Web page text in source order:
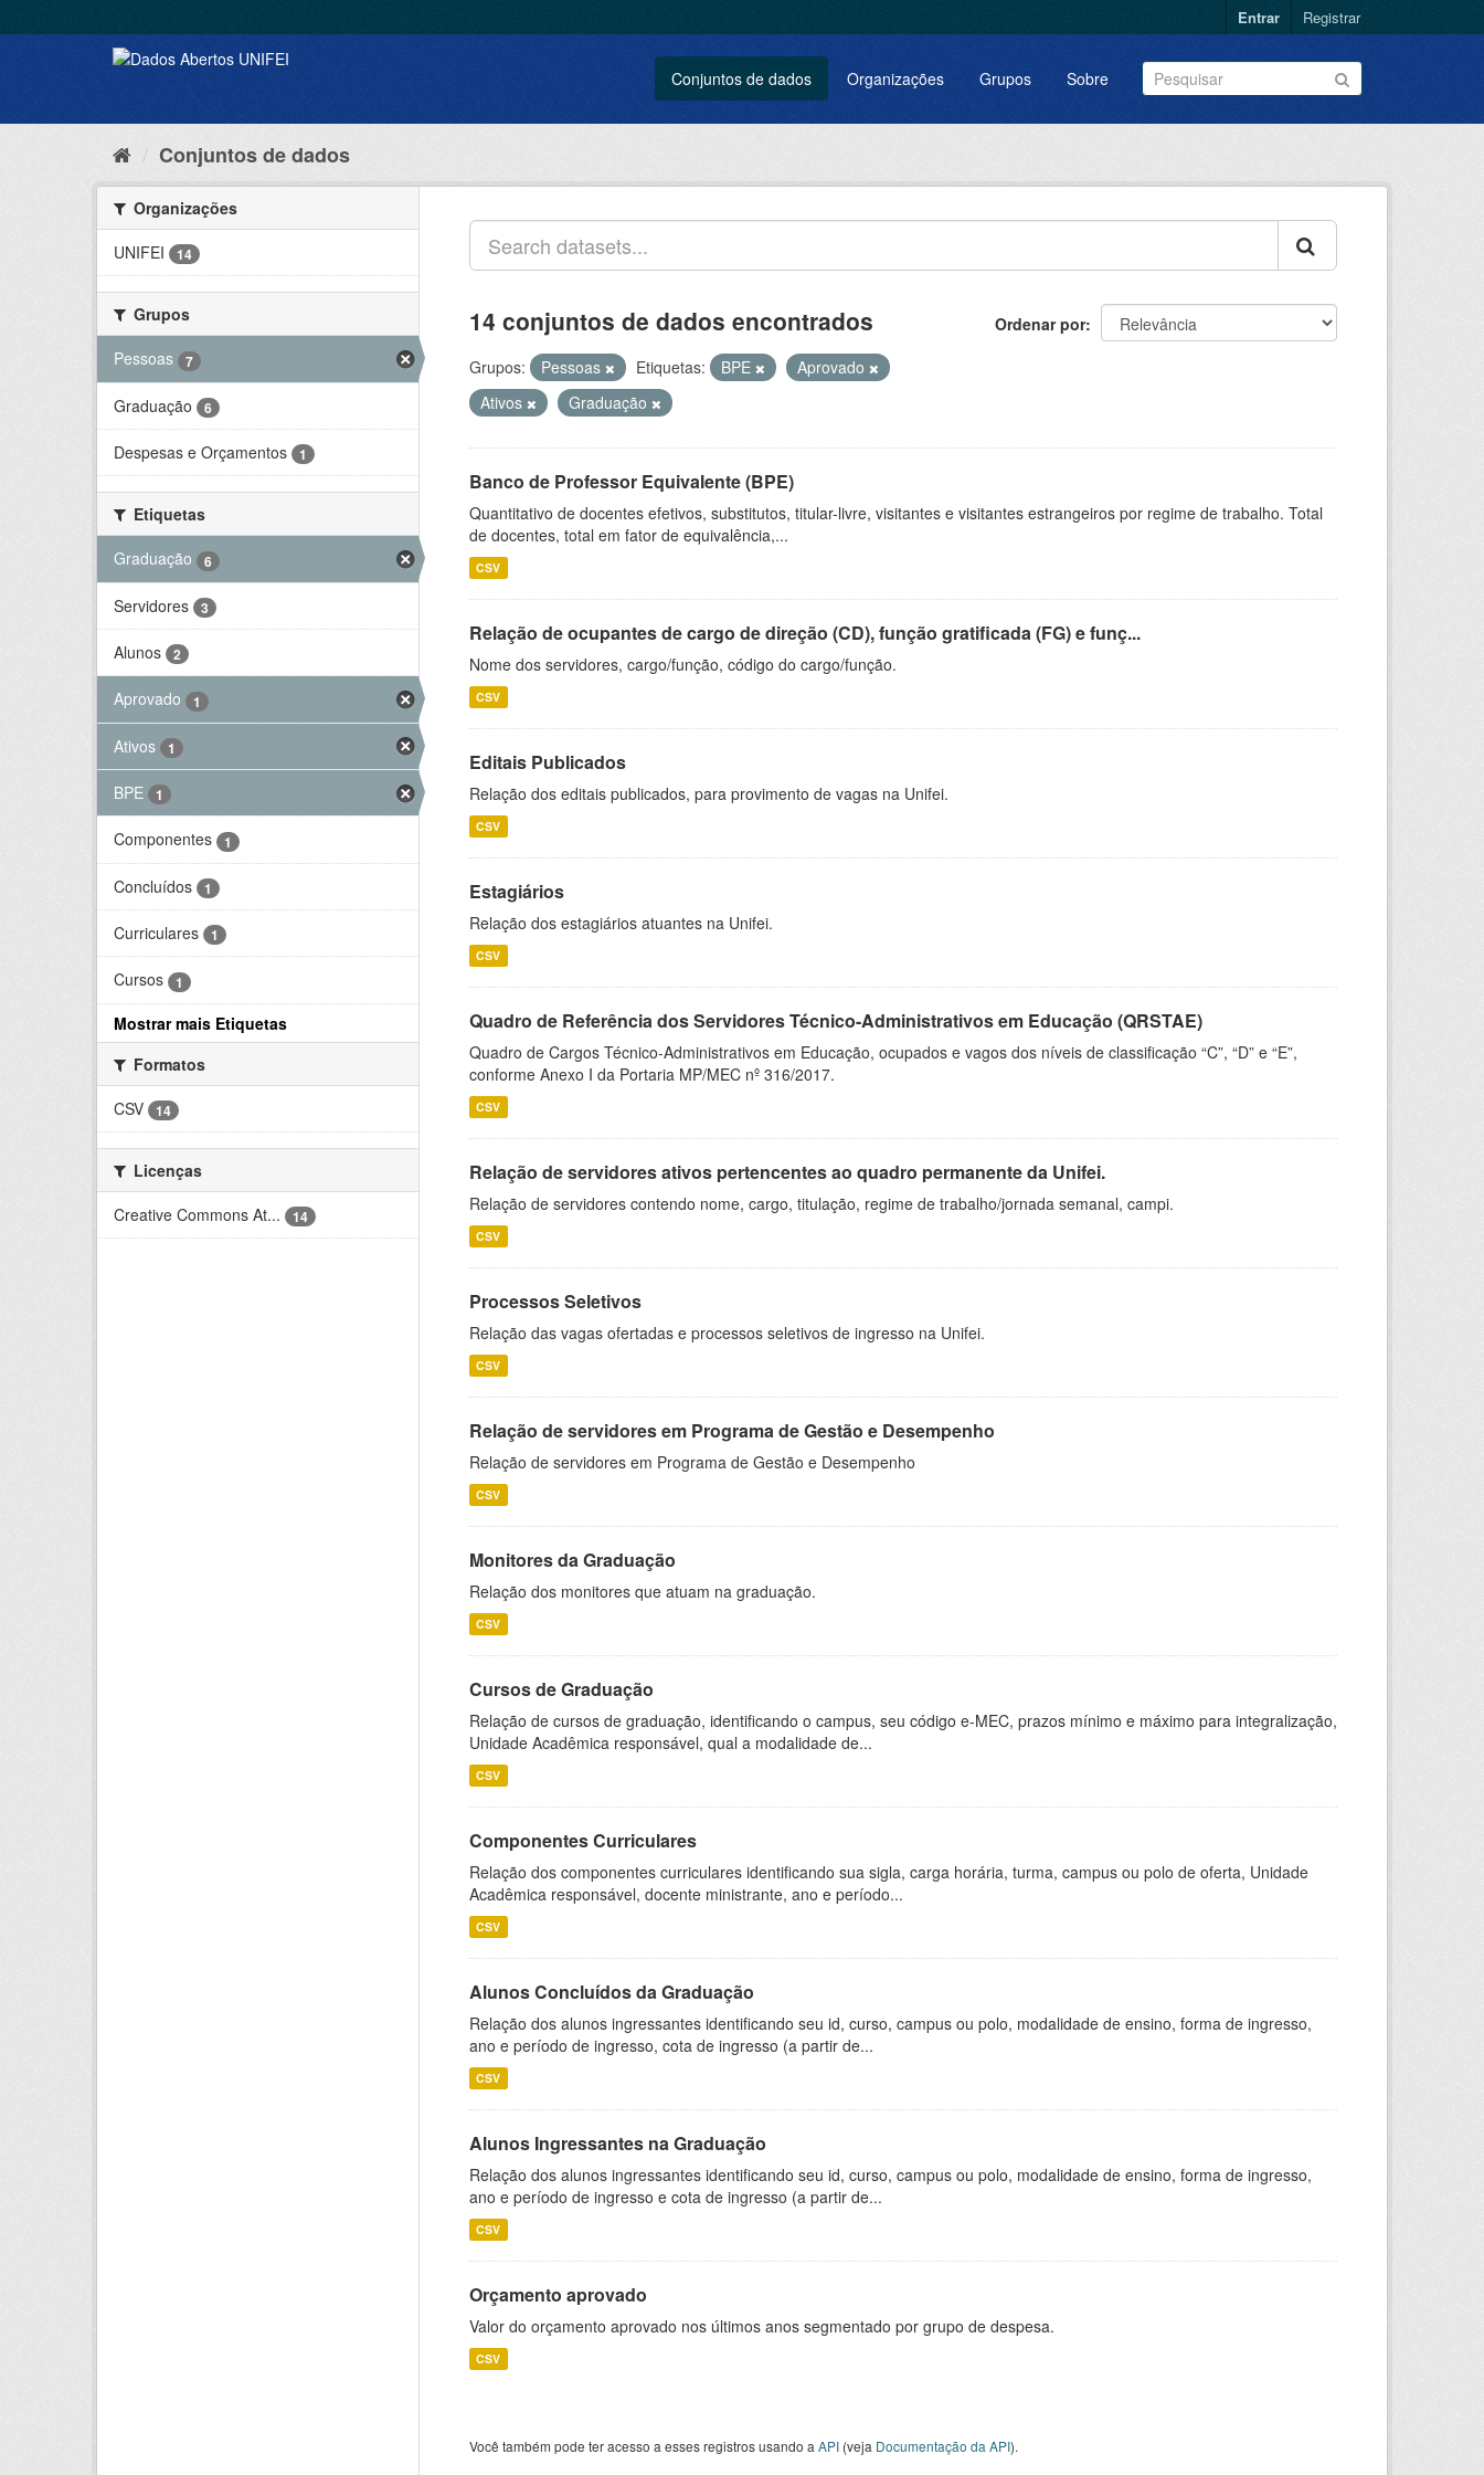
Entrar Registrar
Conjuntos de dados Organizações Grupos Sobre
Conjuntos de dados
Organizações
UNIFEI
14
Grupos
Pessoas
7
Graduação 6
Despesas e Orçamentos 1
Etiquetas
Graduação
6
Servidores 3
Alunos 2
Aprovado 1
Ativos 1
BPE 1
Componentes 1
Concluídos 1
Curriculares 1
Cursos 1
Mostrar mais Etiquetas
Formatos
CSV
14
Licenças
Creative Commons At...
14
Ordenar por
14 conjuntos de dados encontrados
Grupos: Pessoas Etiquetas: BPE
Aprovado
Ativos
Graduação
Banco de Professor Equivalente (BPE)
Quantitativo de docentes efetivos, substitutos, titular-livre, visitantes e visitantes estrangeiros por regime de trabalho. Total
de docentes, total em fator de equivalência,...
CSV
Relação de ocupantes de cargo de direção (CD), função gratificada (FG) e funç...
Nome dos servidores, cargo/função, código do cargo/função.
CSV
Editais Publicados
Relação dos editais publicados, para provimento de vagas na Unifei.
CSV
Estagiários
Relação dos estagiários atuantes na Unifei.
CSV
Quadro de Referência dos Servidores Técnico-Administrativos em Educação (QRSTAE)
Quadro de Cargos Técnico-Administrativos em Educação, ocupados e vagos dos níveis de classificação “C”, “D” e “E”,
conforme Anexo I da Portaria MP/MEC nº 316/2017.
CSV
Relação de servidores ativos pertencentes ao quadro permanente da Unifei.
Relação de servidores contendo nome, cargo, titulação, regime de trabalho/jornada semanal, campi.
CSV
Processos Seletivos
Relação das vagas ofertadas e processos seletivos de ingresso na Unifei.
CSV
Relação de servidores em Programa de Gestão e Desempenho
Relação de servidores em Programa de Gestão e Desempenho
CSV
Monitores da Graduação
Relação dos monitores que atuam na graduação.
CSV
Cursos de Graduação
Relação de cursos de graduação, identificando o campus, seu código e-MEC, prazos mínimo e máximo para integralização,
Unidade Acadêmica responsável, qual a modalidade de...
CSV
Componentes Curriculares
Relação dos componentes curriculares identificando sua sigla, carga horária, turma, campus ou polo de oferta, Unidade
Acadêmica responsável, docente ministrante, ano e período...
CSV
Alunos Concluídos da Graduação
Relação dos alunos ingressantes identificando seu id, curso, campus ou polo, modalidade de ensino, forma de ingresso,
ano e período de ingresso, cota de ingresso (a partir de...
CSV
Alunos Ingressantes na Graduação
Relação dos alunos ingressantes identificando seu id, curso, campus ou polo, modalidade de ensino, forma de ingresso,
ano e período de ingresso e cota de ingresso (a partir de...
CSV
Orçamento aprovado
Valor do orçamento aprovado nos últimos anos segmentado por grupo de despesa.
CSV
Você também pode ter acesso a esses registros usando a API (veja Documentação da API).